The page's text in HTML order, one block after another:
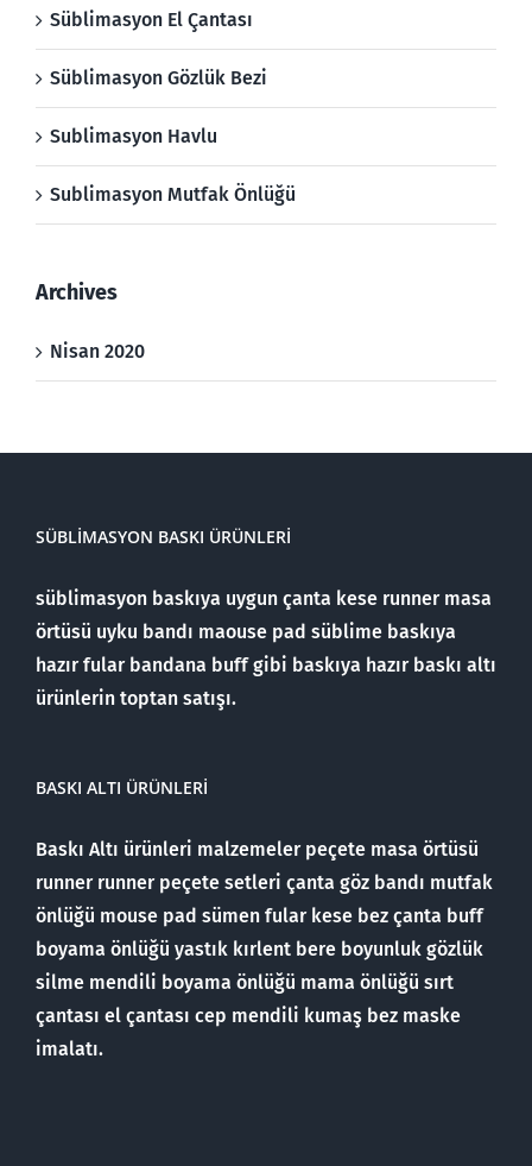
Süblimasyon El Çantası
Süblimasyon Gözlük Bezi
Sublimasyon Havlu
Sublimasyon Mutfak Önlüğü
Archives
Nisan 2020
SÜBLIMASYON BASKI ÜRÜNLERI
süblimasyon baskıya uygun çanta kese runner masa
örtüsü uyku bandı maouse pad süblime baskıya
hazır fular bandana buff gibi baskıya hazır baskı altı
ürünlerin toptan satışı.
BASKI ALTI ÜRÜNLERI
Baskı Altı ürünleri malzemeler peçete masa örtüsü
runner runner peçete setleri çanta göz bandı mutfak
önlüğü mouse pad sümen fular kese bez çanta buff
boyama önlüğü yastık kırlent bere boyunluk gözlük
silme mendili boyama önlüğü mama önlüğü sırt
çantası el çantası cep mendili kumaş bez maske
imalatı.